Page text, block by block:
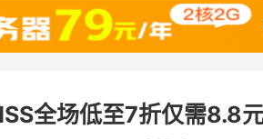
全场低至7折仅需8.8